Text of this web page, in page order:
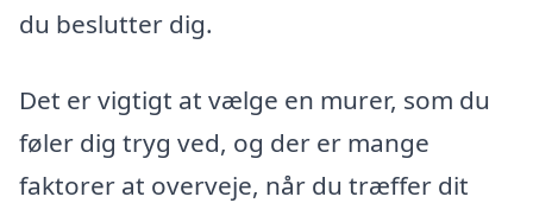
du beslutter dig.
Det er vigtigt at vælge en murer, som du
føler dig tryg ved, og der er mange
faktorer at overveje, når du træffer dit